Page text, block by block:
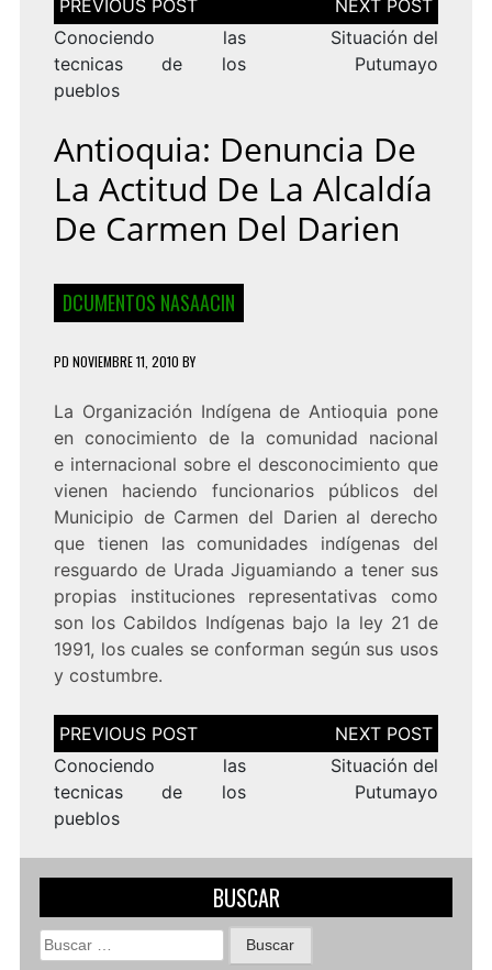
de
entradas
Conociendo las
tecnicas de los
pueblos
Situación del
Putumayo
Antioquia: Denuncia De
La Actitud De La Alcaldía
De Carmen Del Darien
DCUMENTOS NASAACIN
PD NOVIEMBRE 11, 2010 BY
La Organización Indígena de Antioquia pone
en conocimiento de la comunidad nacional
e internacional sobre el desconocimiento que
vienen haciendo funcionarios públicos del
Municipio de Carmen del Darien al derecho
que tienen las comunidades indígenas del
resguardo de Urada Jiguamiando a tener sus
propias instituciones representativas como
son los Cabildos Indígenas bajo la ley 21 de
1991, los cuales se conforman según sus usos
y costumbre.
Navegación
de
entradas
Conociendo las
tecnicas de los
pueblos
Situación del
Putumayo
BUSCAR
Buscar: